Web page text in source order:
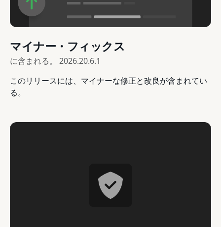
マイナー・フィックス
に含まれる。 2026.20.6.1
このリリースには、マイナーな修正と改良が含まれてい
る。